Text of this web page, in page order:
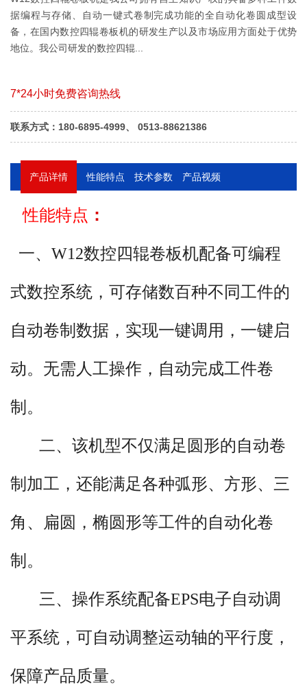
据编程与存储、自动一键式卷制完成功能的全自动化卷圆成型设
备，在国内数控四辊卷板机的研发生产以及市场应用方面处于优势
地位。我公司研发的数控四辊...
7*24小时免费咨询热线
联系方式：180-6895-4999、 0513-88621386
产品详情 性能特点 技术参数 产品视频
性能特点 ：
一、W12数控四辊卷板机配备可编程
式数控系统，可存储数百种不同工件的
自动卷制数据，实现一键调用，一键启
动。无需人工操作，自动完成工件卷
制。
二、该机型不仅满足圆形的自动卷
制加工，还能满足各种弧形、方形、三
角、扁圆，椭圆形等工件的自动化卷
制。
三、操作系统配备EPS电子自动调
平系统，可自动调整运动轴的平行度，
保障产品质量。